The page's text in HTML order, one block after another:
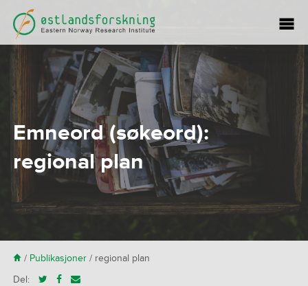
Emneord (søkeord):
regional plan
H/ Publikasjoner/ regional plan
Del: